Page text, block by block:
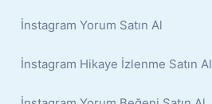
İnstagram Yorum Satın Al
İnstagram Hikaye İzlenme Satın Al